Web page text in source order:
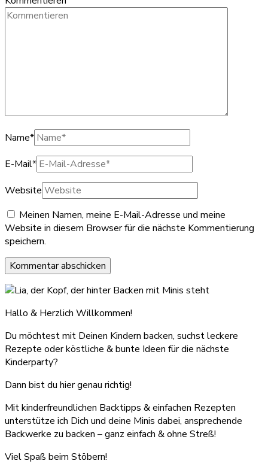
Name*
E-Mail*
Website
Meinen Namen, meine E-Mail-Adresse und meine
Website in diesem Browser für die nächste Kommentierung
speichern.
Hallo & Herzlich Willkommen!
Du möchtest mit Deinen Kindern backen, suchst leckere
Rezepte oder köstliche & bunte Ideen für die nächste
Kinderparty?
Dann bist du hier genau richtig!
Mit kinderfreundlichen Backtipps & einfachen Rezepten
unterstütze ich Dich und deine Minis dabei, ansprechende
Backwerke zu backen – ganz einfach & ohne Streß!
Viel Spaß beim Stöbern!